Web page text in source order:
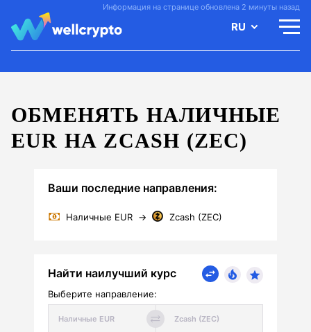
Информация на странице обновлена 2 минуты назад
RU
ОБМЕНЯТЬ НАЛИЧНЫЕ
EUR НА ZCASH (ZEC)
Ваши последние направления:
Наличные EUR → Zcash (ZEC)
Найти наилучший курс
Выберите направление: